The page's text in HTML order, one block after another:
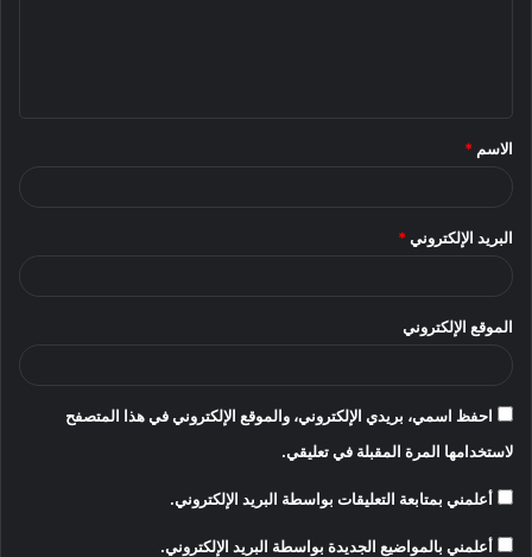
*
الاسم *
البريد الإلكتروني *
الموقع الإلكتروني
احفظ اسمي، بريدي الإلكتروني، والموقع الإلكتروني في هذا المتصفح
لاستخدامها المرة المقبلة في تعليقي.
أعلمني بمتابعة التعليقات بواسطة البريد الإلكتروني.
أعلمني بالمواضيع الجديدة بواسطة البريد الإلكتروني.